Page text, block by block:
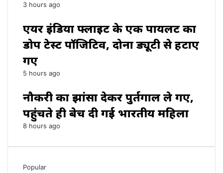
3 hours ago
एयर इंडिया फ्लाइट के एक पायलट का
डोप टेस्ट पॉजिटिव, दोनों ड्यूटी से हटाए
गए
5 hours ago
नौकरी का झांसा देकर पुर्तगाल ले गए,
पहुंचते ही बेच दी गई भारतीय महिला
8 hours ago
Popular